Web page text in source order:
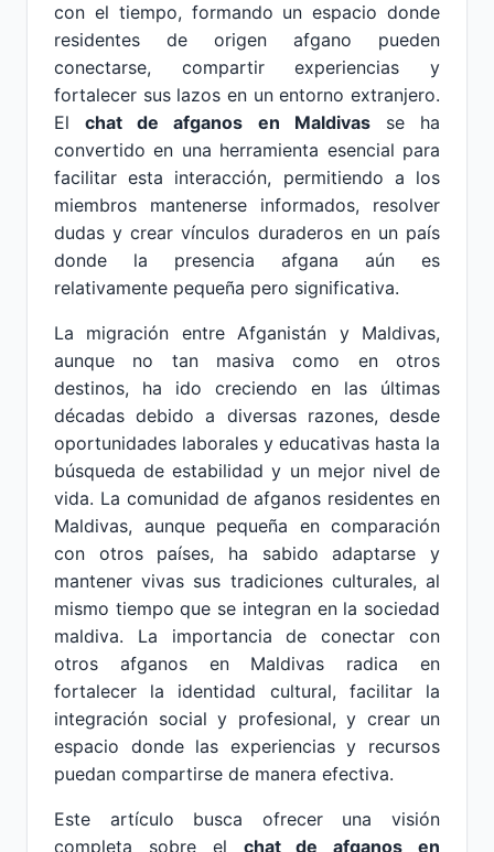
con el tiempo, formando un espacio donde
residentes de origen afgano pueden
conectarse, compartir experiencias y
fortalecer sus lazos en un entorno extranjero.
Elchat de afganos en Maldivasse ha
convertido en una herramienta esencial para
facilitar esta interacción, permitiendo a los
miembros mantenerse informados, resolver
dudas y crear vínculos duraderos en un país
donde la presencia afgana aún es
relativamente pequeña pero significativa.
La migración entre Afganistán y Maldivas,
aunque no tan masiva como en otros
destinos, ha ido creciendo en las últimas
décadas debido a diversas razones, desde
oportunidades laborales y educativas hasta la
búsqueda de estabilidad y un mejor nivel de
vida. La comunidad de afganos residentes en
Maldivas, aunque pequeña en comparación
con otros países, ha sabido adaptarse y
mantener vivas sus tradiciones culturales, al
mismo tiempo que se integran en la sociedad
maldiva. La importancia de conectar con
otros afganos en Maldivas radica en
fortalecer la identidad cultural, facilitar la
integración social y profesional, y crear un
espacio donde las experiencias y recursos
puedan compartirse de manera efectiva.
Este artículo busca ofrecer una visión
completa sobre el chat de afganos en